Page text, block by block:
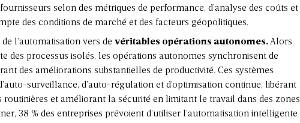
selon des métriques de performance, d’analyse des coûts et
des conditions de marché et des facteurs géopolitiques.
l’automatisation vers de véritables opérations autonomes.Alors
des processus isolés, les opérations autonomes synchronisent de
des améliorations substantielles de productivité. Ces systèmes
surveillance, d’auto-régulation et d’optimisation continue, libérant
routinières et améliorant la sécurité en limitant le travail dans des zones
38 % des entreprises prévoient d’utiliser l’automatisation intelligente